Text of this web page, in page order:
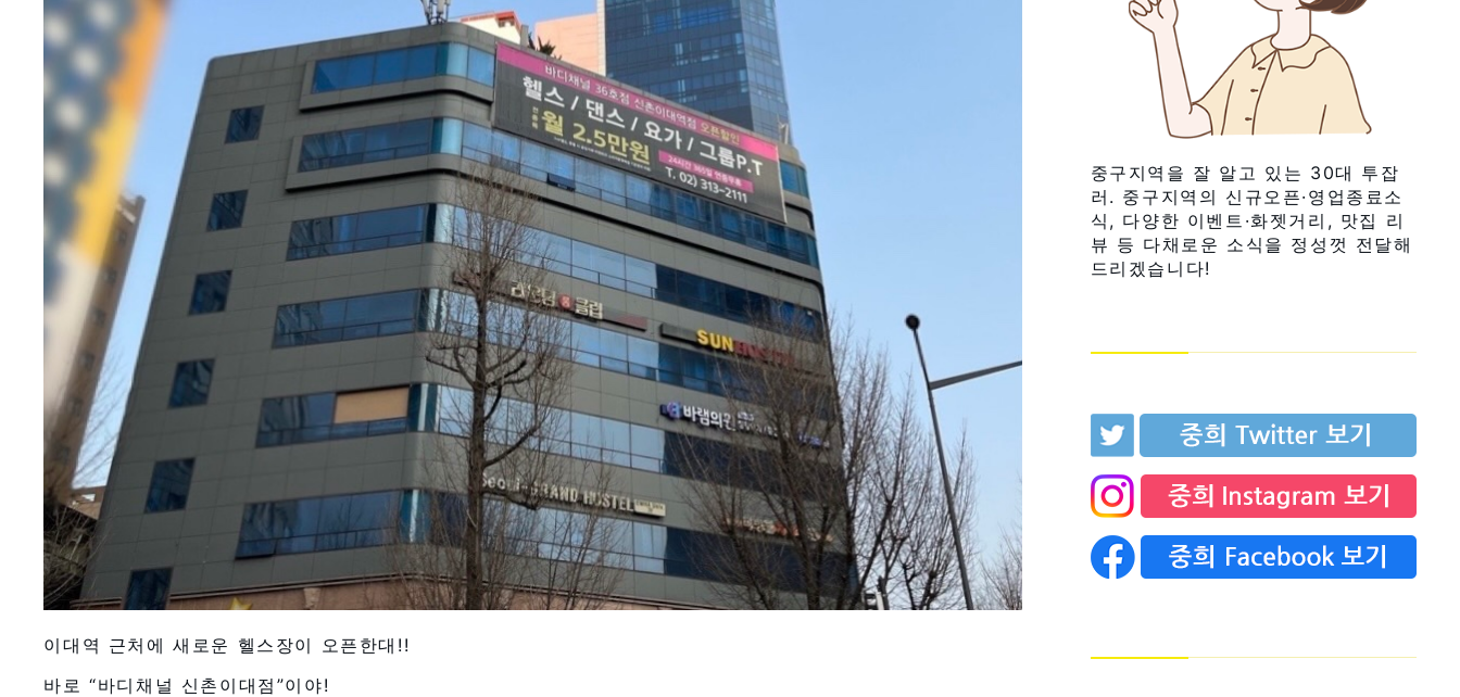
이대역 근처에 새로운 헬스장이 오픈한대!!
바로 “바디채널 신촌이대점”이야!
중구지역을 잘 알고 있는 30대 투잡
러. 중구지역의 신규오픈·영업종료소
식, 다양한 이벤트·화젯거리, 맛집 리
뷰 등 다채로운 소식을 정성껏 전달해
드리겠습니다!